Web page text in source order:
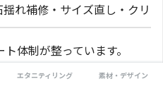
揺れ補修・サイズ直し・クリ
体制が整っています。
エタニティリング 素材・デザイン